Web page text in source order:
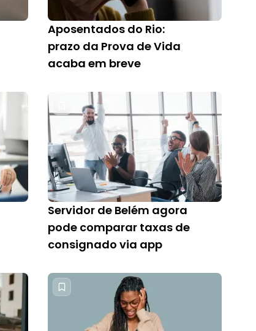
Aposentados do Rio:
prazo da Prova de Vida
acaba em breve
Servidor de Belém agora
pode comparar taxas de
consignado via app